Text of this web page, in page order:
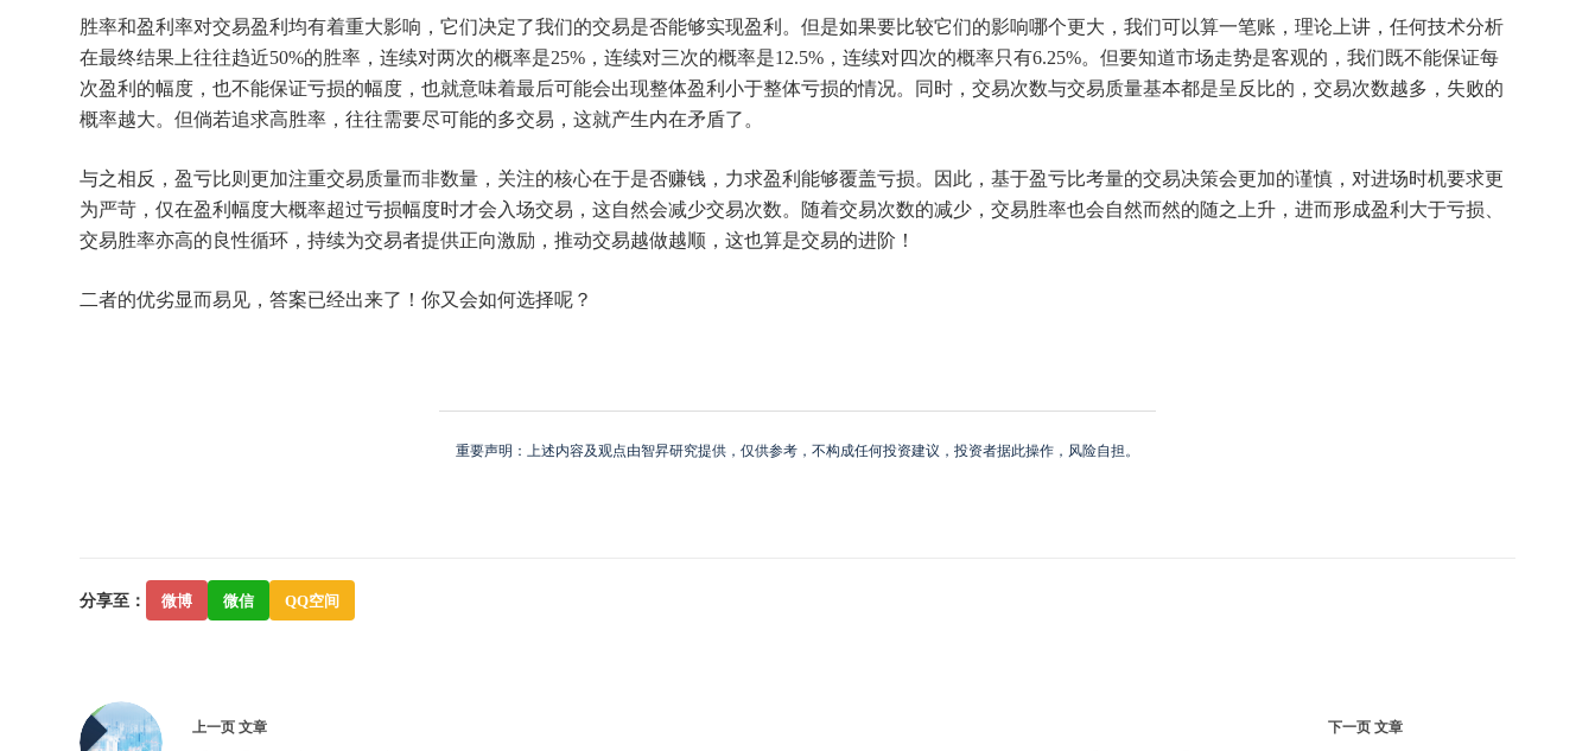
胜率和盈利率对交易盈利均有着重大影响，它们决定了我们的交易是否能够实现盈利。但是如果要比较它们的影响哪个更大，我们可以算一笔账，理论上讲，任何技术分析
在最终结果上往往趋近50%的胜率，连续对两次的概率是25%，连续对三次的概率是12.5%，连续对四次的概率只有6.25%。但要知道市场走势是客观的，我们既不能保证每
次盈利的幅度，也不能保证亏损的幅度，也就意味着最后可能会出现整体盈利小于整体亏损的情况。同时，交易次数与交易质量基本都是呈反比的，交易次数越多，失败的
概率越大。但倘若追求高胜率，往往需要尽可能的多交易，这就产生内在矛盾了。
与之相反，盈亏比则更加注重交易质量而非数量，关注的核心在于是否赚钱，力求盈利能够覆盖亏损。因此，基于盈亏比考量的交易决策会更加的谨慎，对进场时机要求更
为严苛，仅在盈利幅度大概率超过亏损幅度时才会入场交易，这自然会减少交易次数。随着交易次数的减少，交易胜率也会自然而然的随之上升，进而形成盈利大于亏损、
交易胜率亦高的良性循环，持续为交易者提供正向激励，推动交易越做越顺，这也算是交易的进阶！
二者的优劣显而易见，答案已经出来了！你又会如何选择呢？
重要声明：上述内容及观点由智昇研究提供，仅供参考，不构成任何投资建议，投资者据此操作，风险自担。
分享至： 微博 微信 QQ空间
上一页文章 下一页 文章